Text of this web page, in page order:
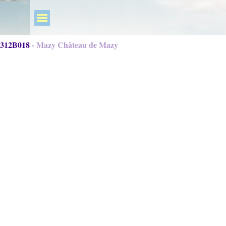
312B018 - Mazy Château de Mazy